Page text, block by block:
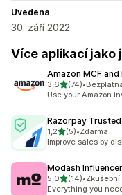
Uvedena
30. září 2022
Více aplikací jako
Amazon MCF
3,6z 5 hvězd
(74)
Celkový počet
•
Use your Amazon
Razorpay
1,2z 5 hvězd
(5)
Celkový počet
•Zdarma
Improve sales by
Modash
5,0z 5 hvězd
(14)
Celkový počet
•
Everything you